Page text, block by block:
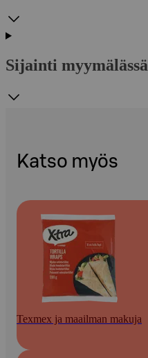
Sijainti myymälässä
Katso myös
Texmex ja maailman makuja